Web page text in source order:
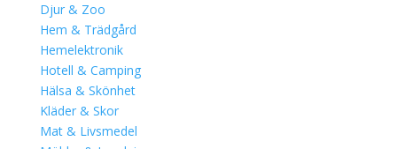
Djur & Zoo
Hem & Trädgård
Hemelektronik
Hotell & Camping
Hälsa & Skönhet
Kläder & Skor
Mat & Livsmedel